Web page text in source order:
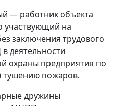
— работник объекта
участвующий на
заключения трудового
деятельности
охраны предприятия по
тушению пожаров.
дружины